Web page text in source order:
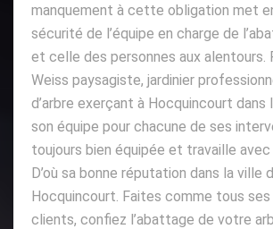
manquement à cette obligation met
sécurité de l’équipe en charge de
et celle des personnes aux alentours.
Weiss paysagiste, jardinier
d’arbre exerçant à Hocquincourt
son équipe pour chacune de ses
toujours bien équipée et travaille
D’où sa bonne réputation dans la ville
Hocquincourt. Faites comme tous ses
clients, confiez l’abattage de votre